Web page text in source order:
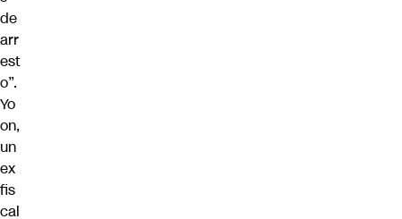
de
arr
est
o”.
Yo
on,
un
ex
fis
cal